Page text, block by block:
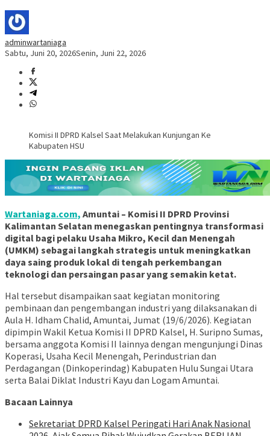
adminwartaniaga
Sabtu, Juni 20, 2026Senin, Juni 22, 2026
Komisi II DPRD Kalsel Saat Melakukan Kunjungan Ke
Kabupaten HSU
Wartaniaga.com, Amuntai – Komisi II DPRD Provinsi
Kalimantan Selatan menegaskan pentingnya transformasi
digital bagi pelaku Usaha Mikro, Kecil dan Menengah
(UMKM) sebagai langkah strategis untuk meningkatkan
daya saing produk lokal di tengah perkembangan
teknologi dan persaingan pasar yang semakin ketat.
Hal tersebut disampaikan saat kegiatan monitoring
pembinaan dan pengembangan industri yang dilaksanakan di
Aula H. Idham Chalid, Amuntai, Jumat (19/6/2026). Kegiatan
dipimpin Wakil Ketua Komisi II DPRD Kalsel, H. Suripno Sumas,
bersama anggota Komisi II lainnya dengan mengunjungi Dinas
Koperasi, Usaha Kecil Menengah, Perindustrian dan
Perdagangan (Dinkoperindag) Kabupaten Hulu Sungai Utara
serta Balai Diklat Industri Kayu dan Logam Amuntai.
Bacaan Lainnya
Sekretariat DPRD Kalsel Peringati Hari Anak Nasional